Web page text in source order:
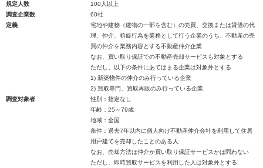
規定人数
100人以上
調査企業数
60社
定義
宅地や建物（建物の一部を含む）の売買、交換または貸借の代
理、仲介、斡旋行為を業務として行う企業のうち、不動産の売
買の仲介を業務内容とする不動産仲介企業
なお、買い取り保証での不動産売却サービスも対象とする
ただし、以下の条件にあてはまる企業は対象外とする
1) 新築物件の仲介のみ行っている企業
2) 買取専門、買取再販のみ行っている企業
調査対象者
性別：指定なし
年齢：25～79歳
地域：全国
条件：過去7年以内に個人向け不動産仲介会社を利用して住居
用戸建てを売却したことのある人
なお、売却方法は仲介か買い取り保証サービスかは問わない
ただし、即時買取サービスを利用した人は対象外とする